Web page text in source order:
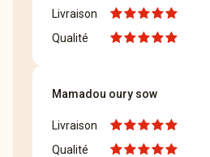
Livraison
Qualité
Mamadou oury sow
Livraison
Qualité